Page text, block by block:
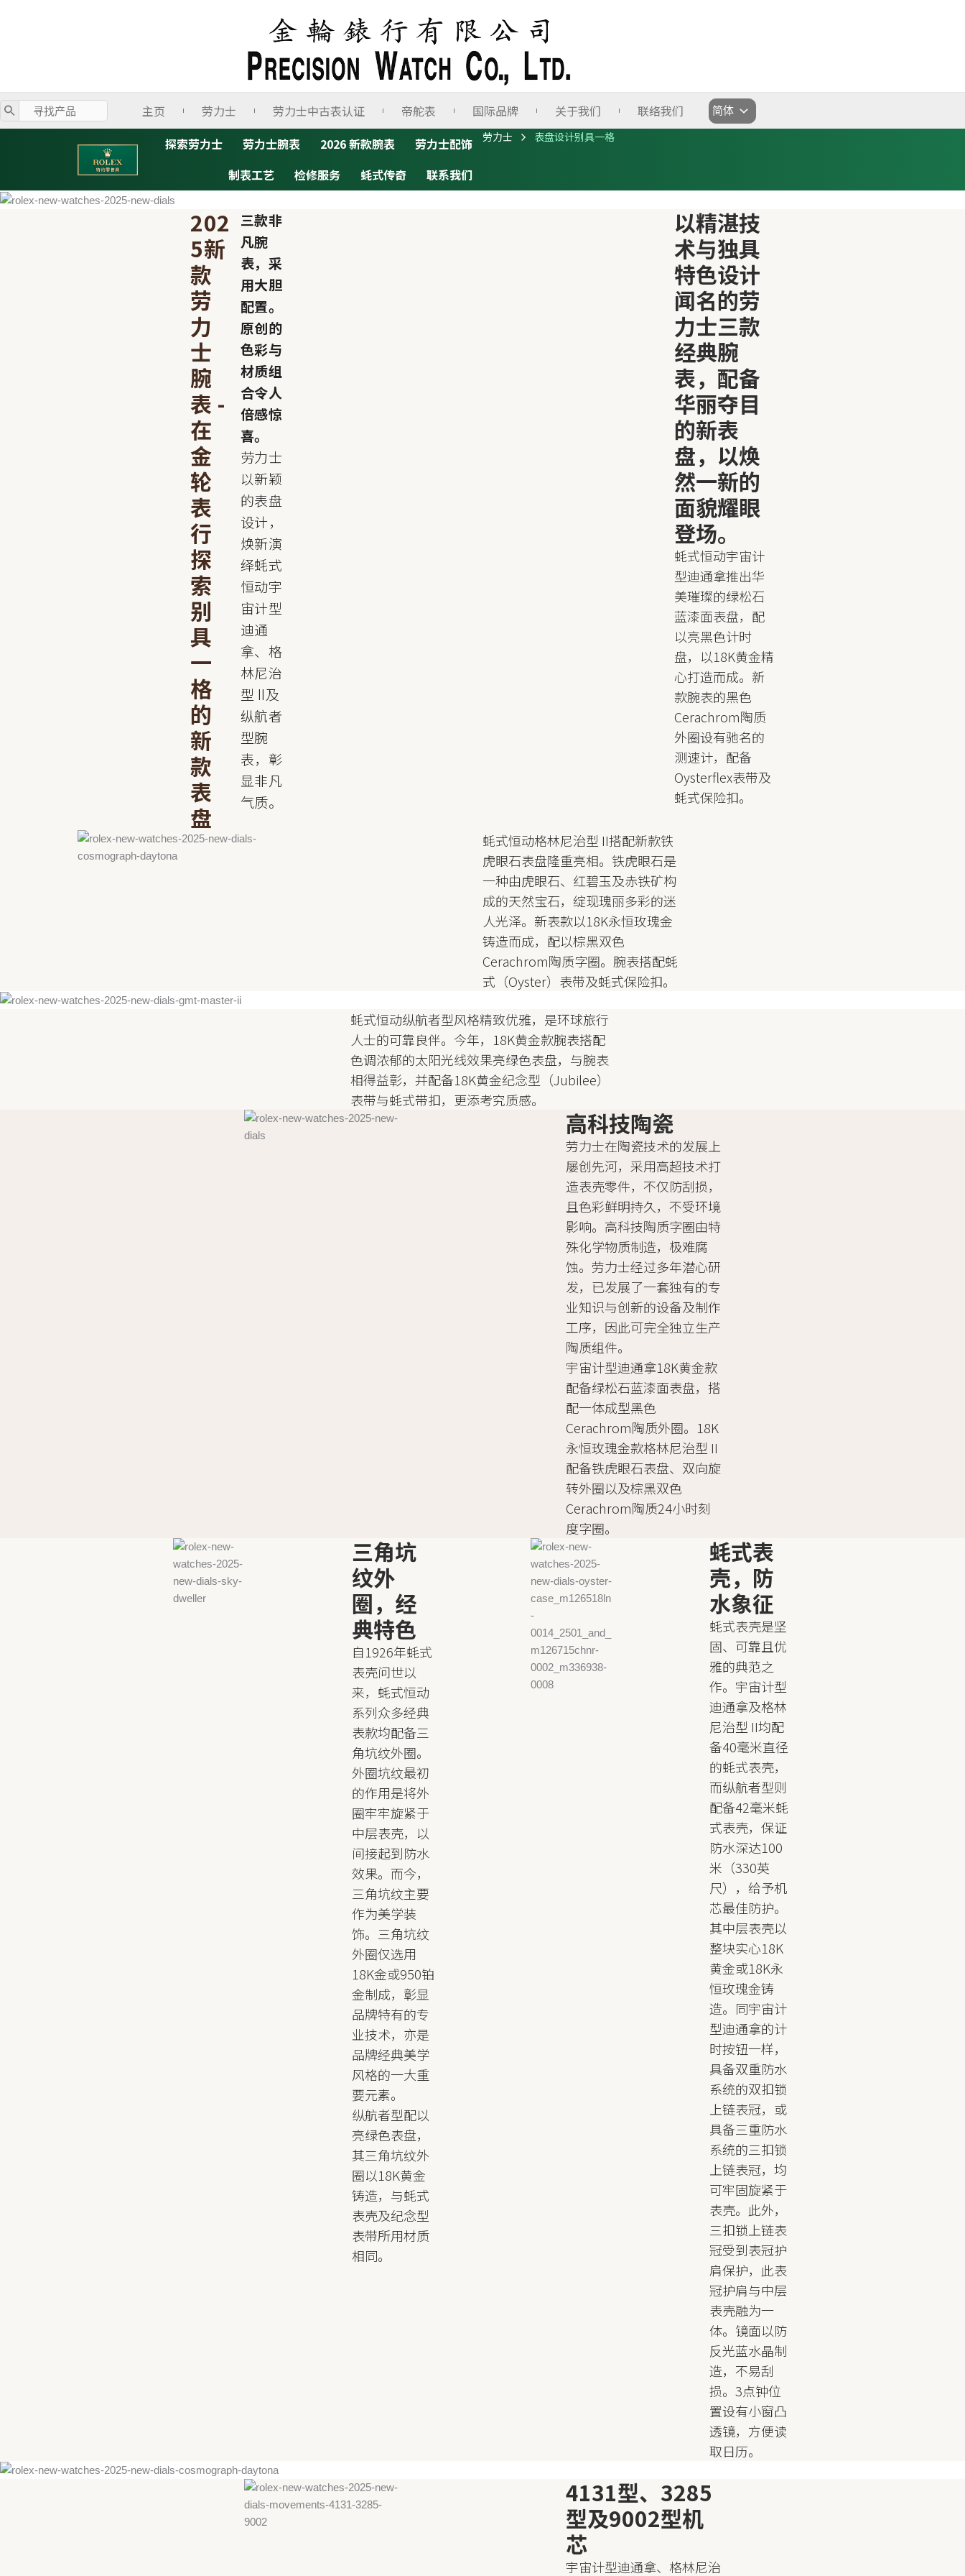
主页 劳力士 劳力士中古表认证 帝舵表 国际品牌 关于我们 联络我们
选
择
探索劳力士 劳力士腕表 2026 新款腕表
劳力士配饰
制表工艺
检修服务 蚝式传奇 联系我们
劳力士 表盘设计别具一格
202
5新
款
劳
力
士
腕
表 -
在
金
轮
表
行
探
索
别
具
一
格
的
新
款
表
盘
三款非
凡腕
表，采
用大胆
配置。
原创的
色彩与
材质组
合令人
倍感惊
喜。
劳力士
以新颖
的表盘
设计，
焕新演
绎蚝式
恒动宇
宙计型
迪通
拿、格
林尼治
型 II及
纵航者
型腕
表，彰
显非凡
气质。
以精湛技
术与独具
特色设计
闻名的劳
力士三款
经典腕
表，配备
华丽夺目
的新表
盘，以焕
然一新的
面貌耀眼
登场。
蚝式恒动宇宙计
型迪通拿推出华
美璀璨的绿松石
蓝漆面表盘，配
以亮黑色计时
盘，以18K黄金精
心打造而成。新
款腕表的黑色
Cerachrom陶质
外圈设有驰名的
测速计，配备
Oysterflex表带及
蚝式保险扣。
蚝式恒动格林尼治型 II搭配新款铁
虎眼石表盘隆重亮相。铁虎眼石是
一种由虎眼石、红碧玉及赤铁矿构
成的天然宝石，绽现瑰丽多彩的迷
人光泽。新表款以18K永恒玫瑰金
铸造而成，配以棕黑双色
Cerachrom陶质字圈。腕表搭配蚝
式（Oyster）表带及蚝式保险扣。
蚝式恒动纵航者型风格精致优雅，是环球旅行
人士的可靠良伴。今年，18K黄金款腕表搭配
色调浓郁的太阳光线效果亮绿色表盘，与腕表
相得益彰，并配备18K黄金纪念型（Jubilee）
表带与蚝式带扣，更添考究质感。
高科技陶瓷
劳力士在陶瓷技术的发展上
屡创先河，采用高超技术打
造表壳零件，不仅防刮损，
且色彩鲜明持久，不受环境
影响。高科技陶质字圈由特
殊化学物质制造，极难腐
蚀。劳力士经过多年潜心研
发，已发展了一套独有的专
业知识与创新的设备及制作
工序，因此可完全独立生产
陶质组件。
宇宙计型迪通拿18K黄金款
配备绿松石蓝漆面表盘，搭
配一体成型黑色
Cerachrom陶质外圈。18K
永恒玫瑰金款格林尼治型 II
配备铁虎眼石表盘、双向旋
转外圈以及棕黑双色
Cerachrom陶质24小时刻
度字圈。
三角坑
纹外
圈，经
典特色
自1926年蚝式
表壳问世以
来，蚝式恒动
系列众多经典
表款均配备三
角坑纹外圈。
外圈坑纹最初
的作用是将外
圈牢牢旋紧于
中层表壳，以
间接起到防水
效果。而今，
三角坑纹主要
作为美学装
饰。三角坑纹
外圈仅选用
18K金或950铂
金制成，彰显
品牌特有的专
业技术，亦是
品牌经典美学
风格的一大重
要元素。
纵航者型配以
亮绿色表盘，
其三角坑纹外
圈以18K黄金
铸造，与蚝式
表壳及纪念型
表带所用材质
相同。
蚝式表
壳，防
水象征
蚝式表壳是坚
固、可靠且优
雅的典范之
作。宇宙计型
迪通拿及格林
尼治型 II均配
备40毫米直径
的蚝式表壳，
而纵航者型则
配备42毫米蚝
式表壳，保证
防水深达100
米（330英
尺），给予机
芯最佳防护。
其中层表壳以
整块实心18K
黄金或18K永
恒玫瑰金铸
造。同宇宙计
型迪通拿的计
时按钮一样，
具备双重防水
系统的双扣锁
上链表冠，或
具备三重防水
系统的三扣锁
上链表冠，均
可牢固旋紧于
表壳。此外，
三扣锁上链表
冠受到表冠护
肩保护，此表
冠护肩与中层
表壳融为一
体。镜面以防
反光蓝水晶制
造，不易刮
损。3点钟位
置设有小窗凸
透镜，方便读
取日历。
4131型、3285
型及9002型机
芯
宇宙计型迪通拿、格林尼治